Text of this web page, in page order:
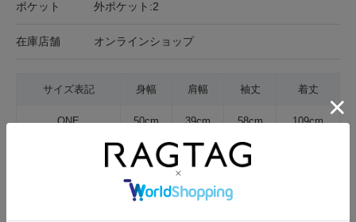
ポケット 外ポケット:2
在庫店舗 オンラインショップ
サイズ表記 身幅 肩幅 袖丈 着丈
ONE 50cm 39cm 58cm 109cm
サイズの測り方について